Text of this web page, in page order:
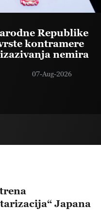
Republike
kontramere
nemira
07-Aug-2026
Japana